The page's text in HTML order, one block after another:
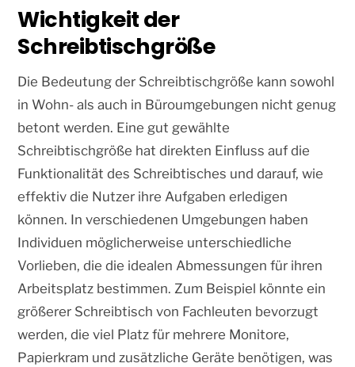
Wichtigkeit der
Schreibtischgröße
Die Bedeutung der Schreibtischgröße kann sowohl
in Wohn- als auch in Büroumgebungen nicht genug
betont werden. Eine gut gewählte
Schreibtischgröße hat direkten Einfluss auf die
Funktionalität des Schreibtisches und darauf, wie
effektiv die Nutzer ihre Aufgaben erledigen
können. In verschiedenen Umgebungen haben
Individuen möglicherweise unterschiedliche
Vorlieben, die die idealen Abmessungen für ihren
Arbeitsplatz bestimmen. Zum Beispiel könnte ein
größerer Schreibtisch von Fachleuten bevorzugt
werden, die viel Platz für mehrere Monitore,
Papierkram und zusätzliche Geräte benötigen, was